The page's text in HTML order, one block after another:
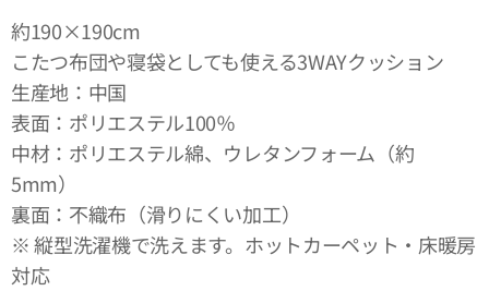
約190×190cm
こたつ布団や寝袋としても使える3WAYクッション
生産地：中国
表面：ポリエステル100％
中材：ポリエステル綿、ウレタンフォーム（約
5mm）
裏面：不織布（滑りにくい加工）
※ 縦型洗濯機で洗えます。ホットカーペット・床暖房
対応